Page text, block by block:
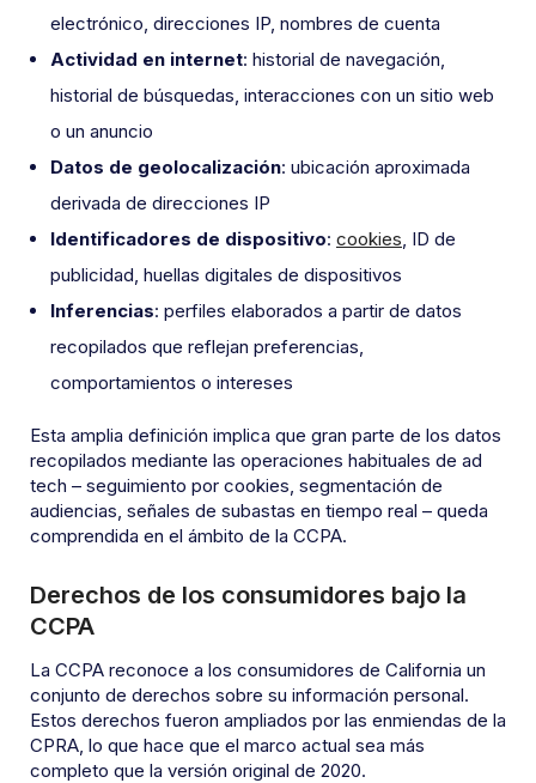
electrónico, direcciones IP, nombres de cuenta
Actividad en internet: historial de navegación,
historial de búsquedas, interacciones con un sitio web
o un anuncio
Datos de geolocalización: ubicación aproximada
derivada de direcciones IP
Identificadores de dispositivo: cookies , ID de
publicidad, huellas digitales de dispositivos
Inferencias: perfiles elaborados a partir de datos
recopilados que reflejan preferencias,
comportamientos o intereses
Esta amplia definición implica que gran parte de los datos
recopilados mediante las operaciones habituales de ad
tech – seguimiento por cookies, segmentación de
audiencias, señales de subastas en tiempo real – queda
comprendida en el ámbito de la CCPA.
Derechos de los consumidores bajo la
CCPA
La CCPA reconoce a los consumidores de California un
conjunto de derechos sobre su información personal.
Estos derechos fueron ampliados por las enmiendas de la
CPRA, lo que hace que el marco actual sea más
completo que la versión original de 2020.